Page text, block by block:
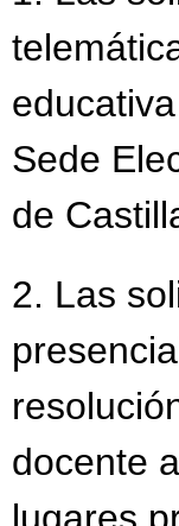
educativa
Sede
de
2. Las
docente